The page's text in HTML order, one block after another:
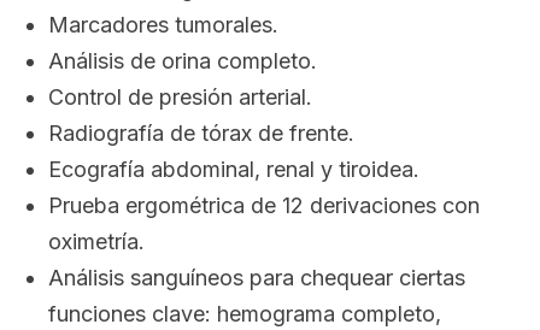
Marcadores tumorales.
Análisis de orina completo.
Control de presión arterial.
Radiografía de tórax de frente.
Ecografía abdominal, renal y tiroidea.
Prueba ergométrica de 12 derivaciones con
oximetría.
Análisis sanguíneos para chequear ciertas
funciones clave: hemograma completo,